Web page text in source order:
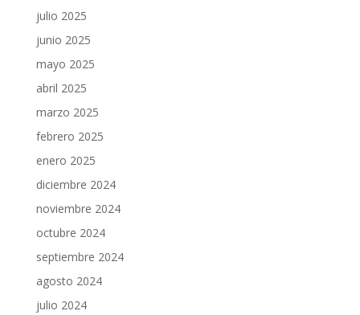
julio 2025
junio 2025
mayo 2025
abril 2025
marzo 2025
febrero 2025
enero 2025
diciembre 2024
noviembre 2024
octubre 2024
septiembre 2024
agosto 2024
julio 2024